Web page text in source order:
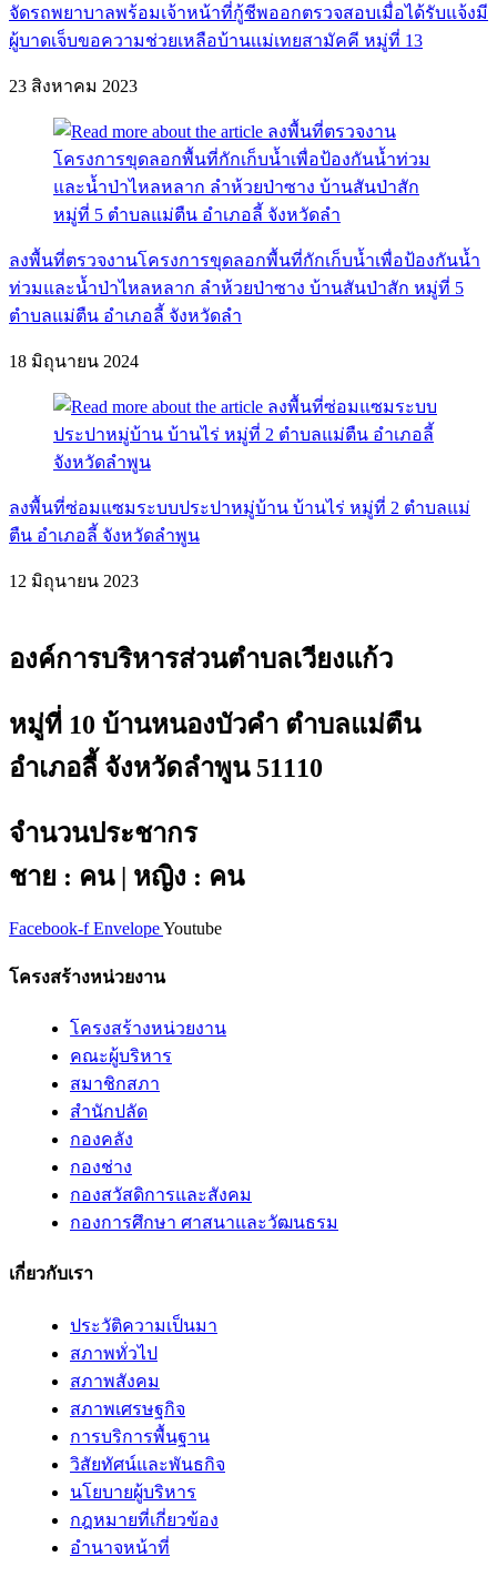
จัดรถพยาบาลพร้อมเจ้าหน้าที่กู้ชีพออกตรวจสอบเมื่อได้รับแจ้งมี
ผู้บาดเจ็บขอความช่วยเหลือบ้านเเม่เทยสามัคคี หมู่ที่ 13
23 สิงหาคม 2023
ลงพื้นที่ตรวจงานโครงการขุดลอกพื้นที่กักเก็บน้ำเพื่อป้องกันน้ำ
ท่วมและน้ำป่าไหลหลาก ลำห้วยป่าซาง บ้านสันป่าสัก หมู่ที่ 5
ตำบลแม่ตืน อำเภอลี้ จังหวัดลำ
18 มิถุนายน 2024
ลงพื้นที่ซ่อมแซมระบบประปาหมู่บ้าน บ้านไร่ หมู่ที่ 2 ตำบลแม่
ตืน อำเภอลี้ จังหวัดลำพูน
12 มิถุนายน 2023
องค์การบริหารส่วนตำบลเวียงแก้ว
หมู่ที่ 10 บ้านหนองบัวคำ ตำบลแม่ตืน
อำเภอลี้ จังหวัดลำพูน 51110
จำนวนประชากร
ชาย : คน | หญิง : คน
Facebook-f EnvelopeYoutube
โครงสร้างหน่วยงาน
โครงสร้างหน่วยงาน
คณะผู้บริหาร
สมาชิกสภา
สำนักปลัด
กองคลัง
กองช่าง
กองสวัสดิการและสังคม
กองการศึกษา ศาสนาและวัฒนธรม
เกี่ยวกับเรา
ประวัติความเป็นมา
สภาพทั่วไป
สภาพสังคม
สภาพเศรษฐกิจ
การบริการพื้นฐาน
วิสัยทัศน์และพันธกิจ
นโยบายผู้บริหาร
กฎหมายที่เกี่ยวข้อง
อํานาจหน้าที่